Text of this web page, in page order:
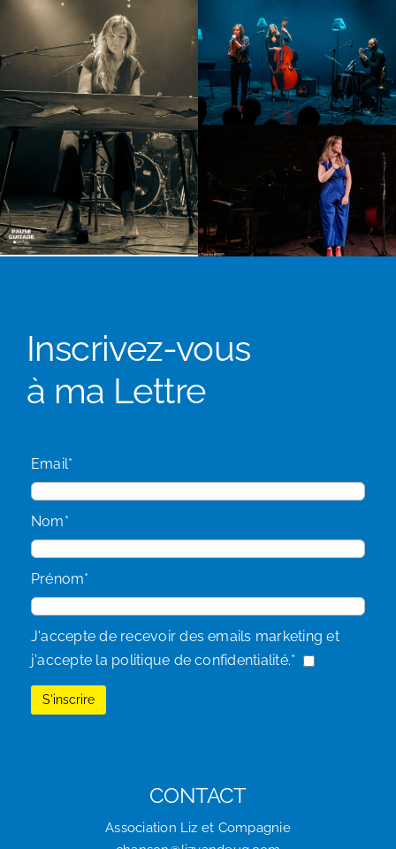
Inscrivez-vous
à ma Lettre
Email*
Nom*
Prénom*
J'accepte de recevoir des emails marketing et
j'accepte la politique de confidentialité.*
CONTACT
Association Liz et Compagnie